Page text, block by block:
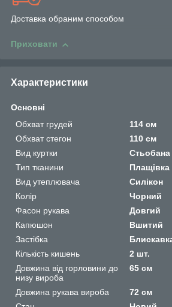
Доставка обраним способом
Приховати
Характеристики
Основні
Обхват грудей
114 см
Обхват стегон
110 см
Вид куртки
Стьобана
Тип тканини
Плащівка
Вид утеплювача
Силікон
Колір
Чорний
Фасон рукава
Довгий
Капюшон
Вшитий
Застібка
Кількість кишень
2 шт.
Довжина від горловини до
низу вироба
65 см
Довжина рукава вироба
72 см